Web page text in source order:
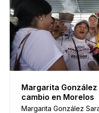
Margarita
cambio en Morelos
Margarita González